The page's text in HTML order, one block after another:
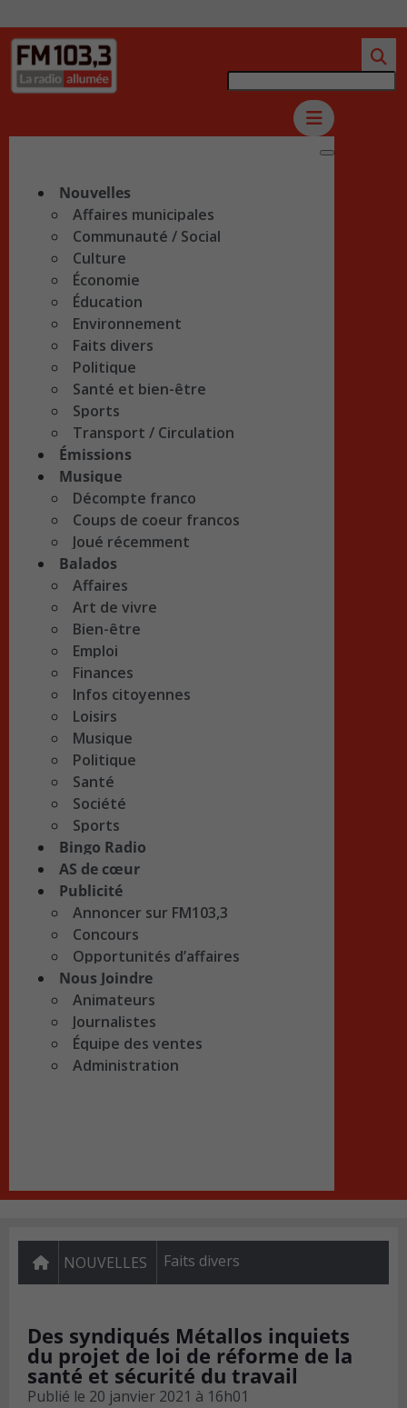
Nouvelles
Affaires municipales
Communauté / Social
Culture
Économie
Éducation
Environnement
Faits divers
Politique
Santé et bien-être
Sports
Transport / Circulation
Émissions
Musique
Décompte franco
Coups de coeur francos
Joué récemment
Balados
Affaires
Art de vivre
Bien-être
Emploi
Finances
Infos citoyennes
Loisirs
Musique
Politique
Santé
Société
Sports
Bingo Radio
AS de cœur
Publicité
Annoncer sur FM103,3
Concours
Opportunités d’affaires
Nous Joindre
Animateurs
Journalistes
Équipe des ventes
Administration
NOUVELLES Faits divers
Des syndiqués Métallos inquiets
du projet de loi de réforme de la
santé et sécurité du travail
Publié le 20 janvier 2021 à 16h01